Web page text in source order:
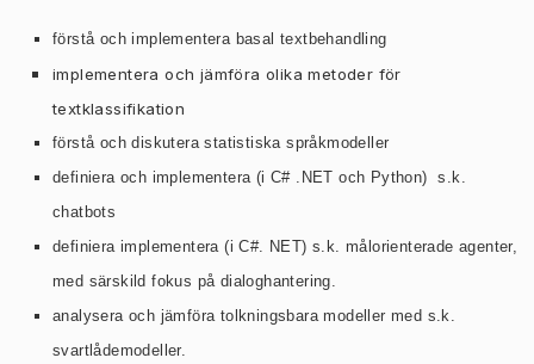
förstå och implementera basal textbehandling
implementera och jämföra olika metoder för
textklassifikation
förstå och diskutera statistiska språkmodeller
definiera och implementera (i C# .NET och Python) s.k.
chatbots
definiera implementera (i C#. NET) s.k. målorienterade agenter,
med särskild fokus på dialoghantering.
analysera och jämföra tolkningsbara modeller med s.k.
svartlådemodeller.